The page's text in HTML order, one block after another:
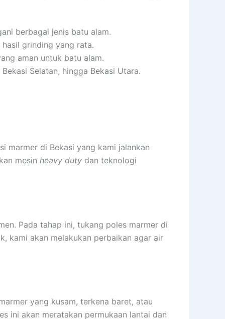
berbagai jenis batu alam.
grinding yang rata.
aman untuk batu alam.
Selatan, hingga Bekasi Utara.
marmer di Bekasi yang kami jalankan
mesin heavy duty dan teknologi
Pada tahap ini, tukang poles marmer di
kami akan melakukan perbaikan agar air
yang kusam, terkena baret, atau
ini akan meratakan permukaan lantai dan